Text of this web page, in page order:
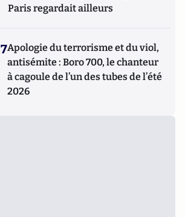
Paris regardait ailleurs
7Apologie du terrorisme et du viol,
antisémite : Boro 700, le chanteur
à cagoule de l’un des tubes de l’été
2026